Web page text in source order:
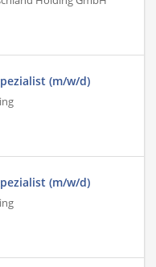
(m/w/d)
(m/w/d)